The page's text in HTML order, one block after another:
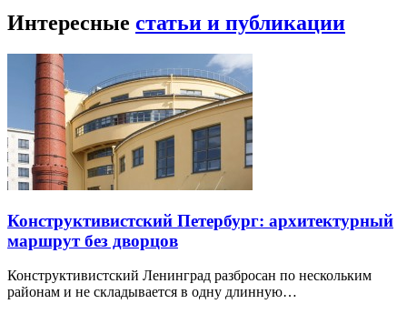
Интересные статьи и публикации
Конструктивистский Петербург: архитектурный
маршрут без дворцов
Конструктивистский Ленинград разбросан по нескольким
районам и не складывается в одну длинную…